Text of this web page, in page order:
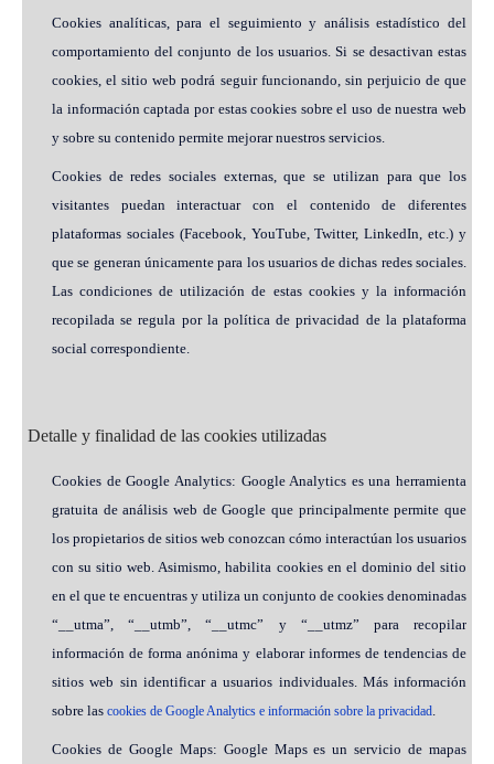
Cookies analíticas, para el seguimiento y análisis estadístico del
comportamiento del conjunto de los usuarios. Si se desactivan estas
cookies, el sitio web podrá seguir funcionando, sin perjuicio de que
la información captada por estas cookies sobre el uso de nuestra web
y sobre su contenido permite mejorar nuestros servicios.
Cookies de redes sociales externas, que se utilizan para que los
visitantes puedan interactuar con el contenido de diferentes
plataformas sociales (Facebook, YouTube, Twitter, LinkedIn, etc.) y
que se generan únicamente para los usuarios de dichas redes sociales.
Las condiciones de utilización de estas cookies y la información
recopilada se regula por la política de privacidad de la plataforma
social correspondiente.
Detalle y finalidad de las cookies utilizadas
Cookies de Google Analytics: Google Analytics es una herramienta
gratuita de análisis web de Google que principalmente permite que
los propietarios de sitios web conozcan cómo interactúan los usuarios
con su sitio web. Asimismo, habilita cookies en el dominio del sitio
en el que te encuentras y utiliza un conjunto de cookies denominadas
“__utma”, “__utmb”, “__utmc” y “__utmz” para recopilar
información de forma anónima y elaborar informes de tendencias de
sitios web sin identificar a usuarios individuales. Más información
sobre las cookies de Google Analytics e información sobre la privacidad.
Cookies de Google Maps: Google Maps es un servicio de mapas